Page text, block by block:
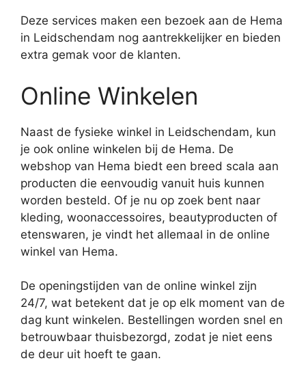
Deze services maken een bezoek aan de Hema
in Leidschendam nog aantrekkelijker en bieden
extra gemak voor de klanten.
Online Winkelen
Naast de fysieke winkel in Leidschendam, kun
je ook online winkelen bij de Hema. De
webshop van Hema biedt een breed scala aan
producten die eenvoudig vanuit huis kunnen
worden besteld. Of je nu op zoek bent naar
kleding, woonaccessoires, beautyproducten of
etenswaren, je vindt het allemaal in de online
winkel van Hema.
De openingstijden van de online winkel zijn
24/7, wat betekent dat je op elk moment van de
dag kunt winkelen. Bestellingen worden snel en
betrouwbaar thuisbezorgd, zodat je niet eens
de deur uit hoeft te gaan.